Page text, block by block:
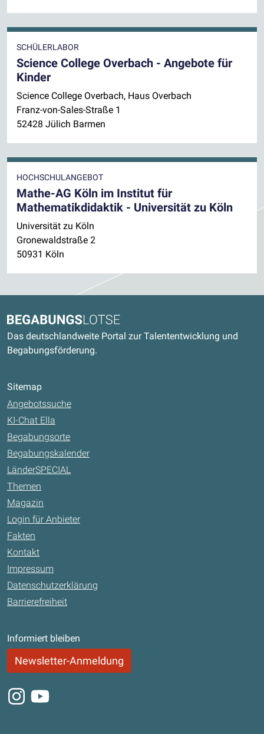
SCHÜLERLABOR
Science College Overbach - Angebote für
Kinder
Science College Overbach, Haus Overbach
Franz-von-Sales-Straße 1
52428 Jülich Barmen
HOCHSCHULANGEBOT
Mathe-AG Köln im Institut für
Mathematikdidaktik - Universität zu Köln
Universität zu Köln
Gronewaldstraße 2
50931 Köln
Begabungslotse
Das deutschlandweite Portal zur Talententwicklung und
Begabungsförderung.
Sitemap
Angebotssuche
KI-Chat Ella
Begabungsorte
Begabungskalender
LänderSPECIAL
Themen
Magazin
Login für Anbieter
Fakten
Kontakt
Impressum
Datenschutzerklärung
Barrierefreiheit
Informiert bleiben
Newsletter-Anmeldung
Instagram
Youtube